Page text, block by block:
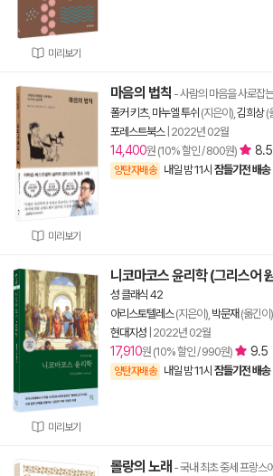
미리보기
미리보기
마음의 법칙 - 사람의 마음을 사로잡
폴커 키츠, 마누엘 투쉬 (지은이), 김희상(
포레스트북스| 2022년 02월
14,400원 (10% 할인 / 800원) 8.5
양탄자배송 내일 밤 11시 잠들기전 배송
미리보기
니코마코스 윤리학 (그리스어
성 클래식 42
아리스토텔레스(지은이), 박문재 (옮긴이)
현대지성 2022년 02월
17,910원 (10% 할인 / 990원) 9.5
양탄자배송 내일 밤 11시 잠들기전 배송
롤랑의 노래 - 국내 최초 중세 프랑스